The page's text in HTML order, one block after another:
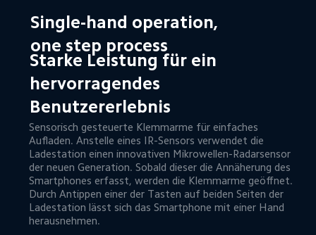
Single-hand operation,
one step process
Starke Leistung für ein
hervorragendes
Benutzererlebnis
Sensorisch gesteuerte Klemmarme für einfaches
Aufladen. Anstelle eines IR-Sensors verwendet die
Ladestation einen innovativen Mikrowellen-Radarsensor
der neuen Generation. Sobald dieser die Annäherung des
Smartphones erfasst, werden die Klemmarme geöffnet.
Durch Antippen einer der Tasten auf beiden Seiten der
Ladestation lässt sich das Smartphone mit einer Hand
herausnehmen.